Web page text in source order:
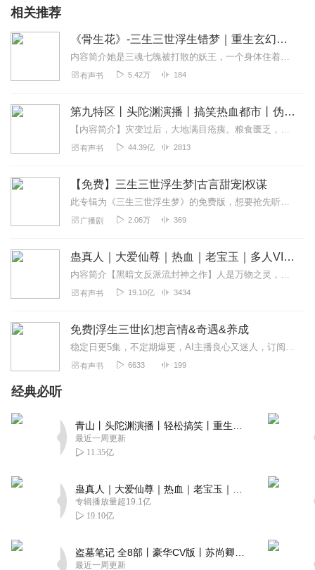
相关推荐
《骨生花》-三生三世浮生错梦｜重生玄幻爽文｜精品多人有声剧｜浅草雷门子作品
内容简介她是三魂七魄被打散的妖王，一个身体住着两个灵魂，而这两个灵魂同天界二太子硬是羁绊了几世的生死劫，到底谁才是九辞心底的情结？若爱了，便是纠缠个生生世世.....
有声书 5.42万 184
第九特区丨头陀渊演播丨搞笑热血都市丨伪戒丨VIP免费多人有声剧
【内容简介】灾变过后，大地满目疮痍。粮食匮乏，资源紧俏，局势混乱……一位从待规划区杀出来的青年，背对着漫天黄沙，孤身来到九区谋生，却不曾想偶然结识三五好友，一念...
有声书 44.39亿 2813
【免费】三生三世浮生梦|古言甜宠|权谋
此专辑为《三生三世浮生梦》的免费版，想要抢先听大结局，点击此处《三生三世浮生梦》直接跳转我，叶凝，北燕国的小公主，天生样貌丑陋，脸上长满龙鳞，却拥有一颗不死之心...
广播剧 2.06万 369
蛊真人｜大爱仙尊｜热血｜老宝玉｜多人VIP免费有声剧
内容简介【黑暗文反派流封神之作】人是万物之灵，蛊是天地真精。一个穿越者不断重生的故事。一个养蛊、炼蛊、用蛊的奇特世界。配音组（男角色）老宝玉旁白...
有声书 19.10亿 3434
免费|浮生三世|幻想言情&奇遇&养成
稳定日更5集，不定期爆更，AI主播良心又迷人，订阅追更不迷路！【内容简介】白辞是下一任的孟婆，但是由于她太过跳脱以至于被孟婆赶到人间历练，直到有了感...
有声书 6633 199
经典必听
最近一周更新
11.35亿
专辑播放量超19.1亿
19.10亿
最近一周更新